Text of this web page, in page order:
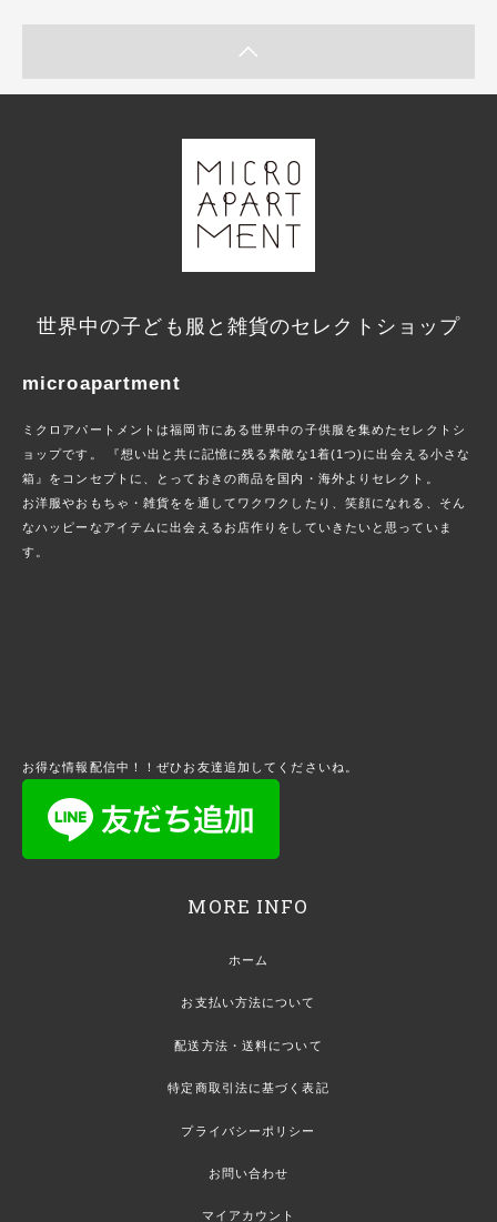
世界中の子ども服と雑貨のセレクトショップ
microapartment
ミクロアパートメントは福岡市にある世界中の子供服を集めたセレクトシ
ョップです。 『想い出と共に記憶に残る素敵な1着(1つ)に出会える小さな
箱』をコンセプトに、とっておきの商品を国内・海外よりセレクト。
お洋服やおもちゃ・雑貨をを通してワクワクしたり、笑顔になれる、そん
なハッピーなアイテムに出会えるお店作りをしていきたいと思っていま
す。
お得な情報配信中！！ぜひお友達追加してくださいね。
MORE INFO
ホーム
お支払い方法について
配送方法・送料について
特定商取引法に基づく表記
プライバシーポリシー
お問い合わせ
マイアカウント